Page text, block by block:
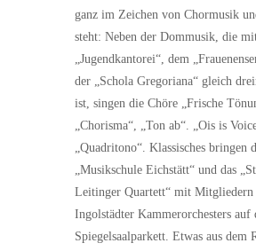
ganz im Zeichen von Chormusik
steht: Neben der Dommusik, die
„Jugendkantorei“, dem
der „Schola Gregoriana“ gleich
ist, singen die Chöre „Frische
„Chorisma“, „Ton ab“. „Ois is
„Quadritono“. Klassisches bringen
„Musikschule Eichstätt“ und das
Leitinger Quartett“ mit Mitgliedern
Ingolstädter Kammerorchesters auf
Spiegelsaalparkett. Etwas aus dem